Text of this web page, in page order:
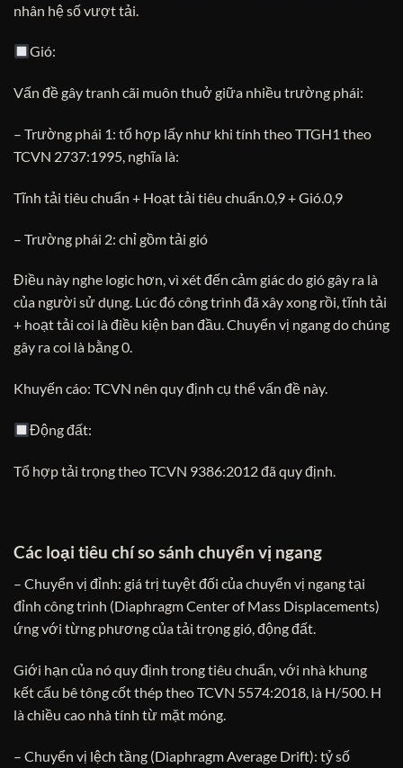
nhân hệ số vượt tải.
Gió:
Vấn đề gây tranh cãi muôn thuở giữa nhiều trường phái:
– Trường phái 1: tổ hợp lấy như khi tính theo TTGH1 theo
TCVN 2737:1995, nghĩa là:
Tĩnh tải tiêu chuẩn + Hoạt tải tiêu chuẩn.0,9 + Gió.0,9
– Trường phái 2: chỉ gồm tải gió
Điều này nghe logic hơn, vì xét đến cảm giác do gió gây ra là
của người sử dụng. Lúc đó công trình đã xây xong rồi, tĩnh tải
+ hoạt tải coi là điều kiện ban đầu. Chuyển vị ngang do chúng
gây ra coi là bằng 0.
Khuyến cáo: TCVN nên quy định cụ thể vấn đề này.
Động đất:
Tổ hợp tải trọng theo TCVN 9386:2012 đã quy định.
Các loại tiêu chí so sánh chuyển vị ngang
– Chuyển vị đỉnh: giá trị tuyệt đối của chuyển vị ngang tại
đỉnh công trình (Diaphragm Center of Mass Displacements)
ứng với từng phương của tải trọng gió, động đất.
Giới hạn của nó quy định trong tiêu chuẩn, với nhà khung
kết cấu bê tông cốt thép theo TCVN 5574:2018, là H/500. H
là chiều cao nhà tính từ mặt móng.
– Chuyển vị lệch tầng (Diaphragm Average Drift): tỷ số